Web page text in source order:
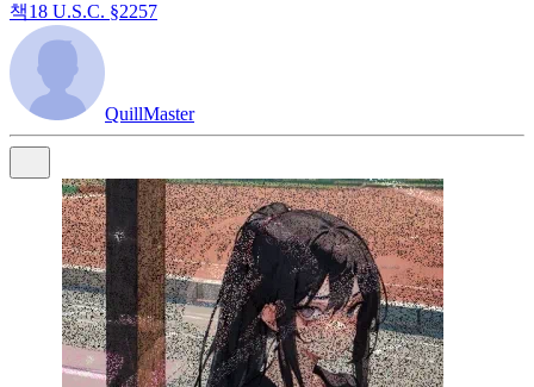
책18 U.S.C. §2257
QuillMaster